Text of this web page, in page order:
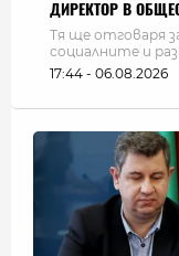
ДИРЕКТОР В
Тя ще отговаря
социалните и
17:44 - 06.08.2026